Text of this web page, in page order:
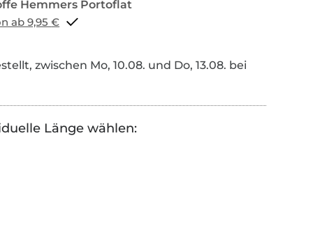
Portoflat schon ab 9,95 €
zwischen Mo, 10.08. und Do, 13.08. bei
Länge wählen: